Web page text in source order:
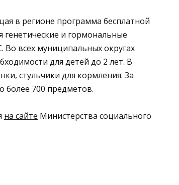
в регионе программа бесплатной
и гормональные
всех муниципальных округах
для детей до 2 лет. В
стульчики для кормления. За
более 700 предметов.
на сайте Министерства социального